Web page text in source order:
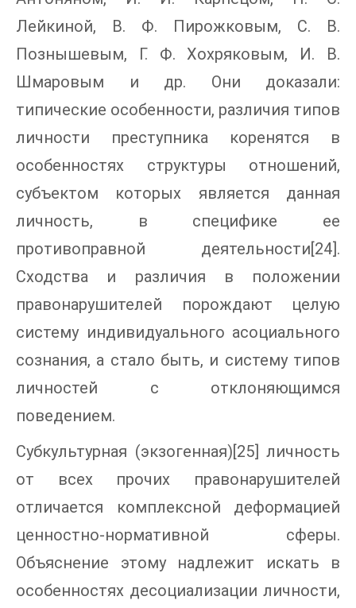
Лейкиной, В. Ф. Пирожковым, С. В.
Познышевым, Г. Ф. Хохряковым, И. В.
Шмаровым и др. Они доказали:
типические особенности, различия типов
личности преступника коренятся в
особенностях структуры отношений,
субъектом которых является данная
личность, в специфике ее
противоправной деятельности[24].
Сходства и различия в положении
правонарушителей порождают целую
систему индивидуального асоциального
сознания, а стало быть, и систему типов
личностей с отклоняющимся
поведением.
Субкультурная (экзогенная)[25] личность
от всех прочих правонарушителей
отличается комплексной деформацией
ценностно-нормативной сферы.
Объяснение этому надлежит искать в
особенностях десоциализации личности,